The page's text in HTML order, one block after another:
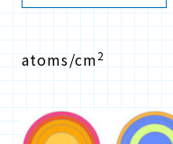
atoms/cm2